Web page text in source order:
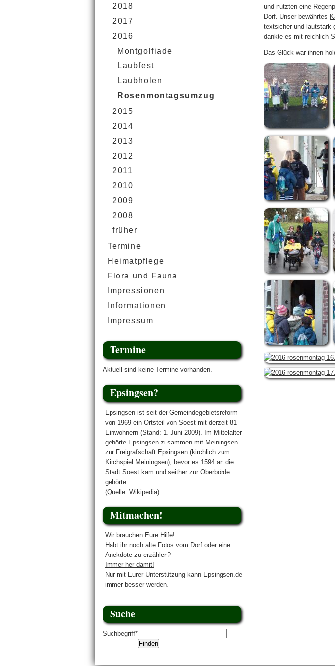
und nutzten eine
Dorf. Unser bewährtes
textsicher und lautstark
dankte es mit reichlich
Das Glück war ihnen
2018
2017
2016
Montgolfiade
Laubfest
Laubholen
Rosenmontagsumzug
2015
2014
2013
2012
2011
2010
2009
2008
früher
Termine
Heimatpflege
Flora und Fauna
Impressionen
Informationen
Impressum
Termine
Aktuell sind keine Termine vorhanden.
Epsingsen?
Epsingsen ist seit der Gemeindegebietsreform
von 1969 ein Ortsteil von Soest mit derzeit 81
Einwohnern (Stand: 1. Juni 2009). Im Mittelalter
gehörte Epsingsen zusammen mit Meiningsen
zur Freigrafschaft Epsingsen (kirchlich zum
Kirchspiel Meiningsen), bevor es 1594 an die
Stadt Soest kam und seither zur Oberbörde
gehörte.
(Quelle: Wikipedia)
Mitmachen!
Wir brauchen Eure Hilfe!
Habt ihr noch alte Fotos vom Dorf oder eine
Anekdote zu erzählen?
Immer her damit!
Nur mit Eurer Unterstützung kann Epsingsen.de
immer besser werden.
Suche
Suchbegriff*